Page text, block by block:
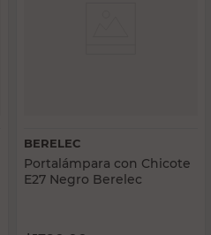
BERELEC
Portalámpara con Chicote
E27 Negro Berelec